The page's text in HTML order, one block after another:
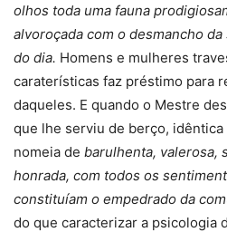
olhos toda uma fauna
alvoroçada com o desmancho
do dia. Homens e mulheres
caraterísticas faz préstimo para
daqueles. E quando o Mestre
que lhe serviu de berço, idêntica
nomeia de barulhenta, valerosa,
honrada, com todos os
constituíam o empedrado da
do que caracterizar a psicologia